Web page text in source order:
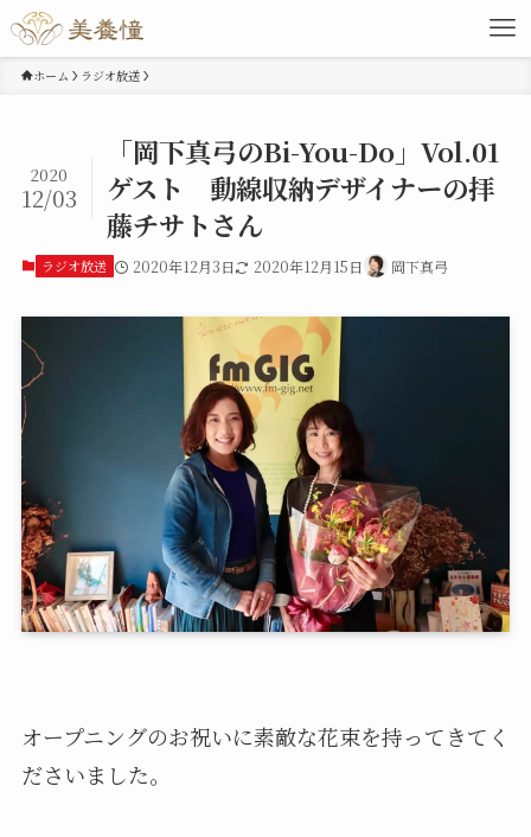
ホーム ラジオ放送
「岡下真弓のBi-You-Do」Vol.01
ゲスト 動線収納デザイナーの拝
藤チサトさん
2020
12/03
ラジオ放送 2020年12月3日 2020年12月15日 岡下真弓
オープニングのお祝いに素敵な花束を持ってきてく
ださいました。